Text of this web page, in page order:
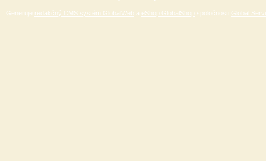
Generuje redakčný CMS systém GlobalWeb a eShop GlobalShop spoločnosti Global